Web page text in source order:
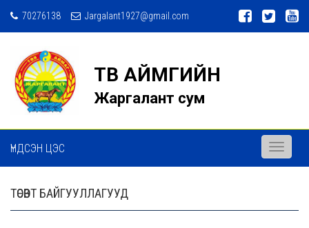
70276138 Jargalant1927@gmail.com
ТӨВ АЙМГИЙН
Жаргалант сум
ҮНДСЭН ЦЭС
Toggle
ТӨСӨВТ БАЙГУУЛЛАГУУД